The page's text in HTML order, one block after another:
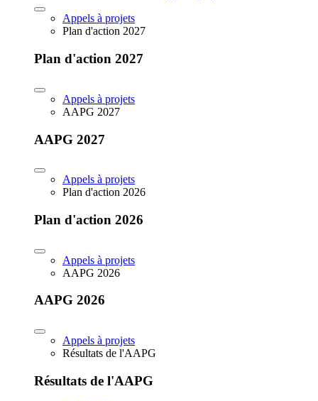
Appels à projets
Plan d'action 2027
Plan d'action 2027
Appels à projets
AAPG 2027
AAPG 2027
Appels à projets
Plan d'action 2026
Plan d'action 2026
Appels à projets
AAPG 2026
AAPG 2026
Appels à projets
Résultats de l'AAPG
Résultats de l'AAPG